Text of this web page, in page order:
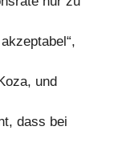
und
dass bei